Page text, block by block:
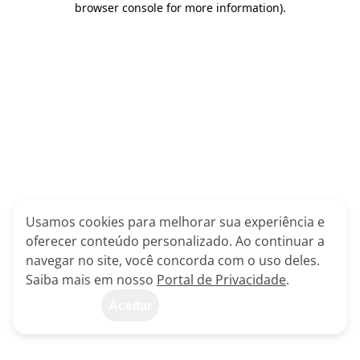
browser console for more information).
Usamos cookies para melhorar sua experiência e
oferecer conteúdo personalizado. Ao continuar a
navegar no site, você concorda com o uso deles.
Saiba mais em nosso Portal de Privacidade.